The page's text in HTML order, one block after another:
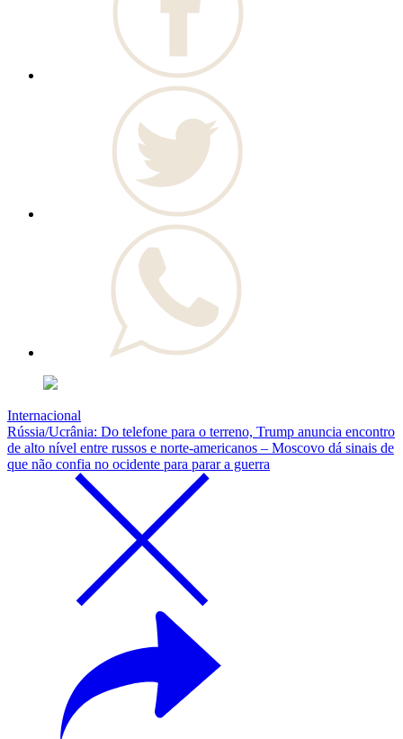
Internacional
Rússia/Ucrânia: Do telefone para o terreno, Trump anuncia encontro
de alto nível entre russos e norte-americanos – Moscovo dá sinais de
que não confia no ocidente para parar a guerra